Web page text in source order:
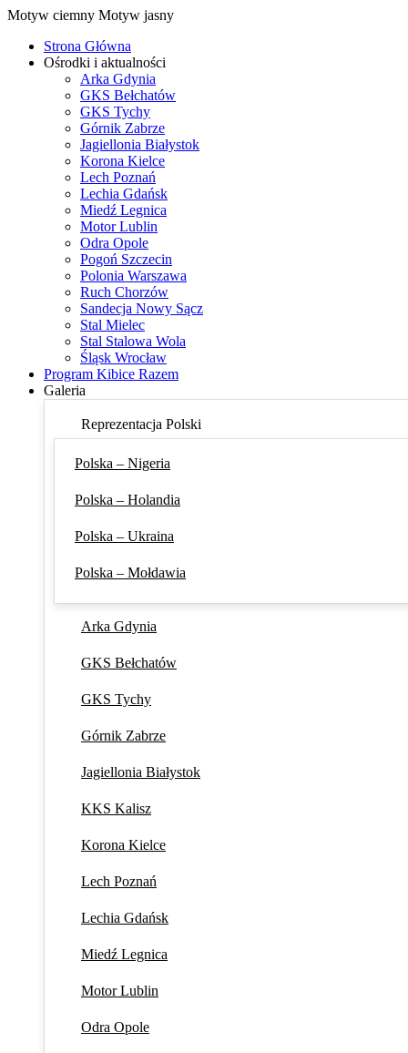
Motyw ciemny Motyw jasny
Strona Główna
Ośrodki i aktualności
Arka Gdynia
GKS Bełchatów
GKS Tychy
Górnik Zabrze
Jagiellonia Białystok
Korona Kielce
Lech Poznań
Lechia Gdańsk
Miedź Legnica
Motor Lublin
Odra Opole
Pogoń Szczecin
Polonia Warszawa
Ruch Chorzów
Sandecja Nowy Sącz
Stal Mielec
Stal Stalowa Wola
Śląsk Wrocław
Program Kibice Razem
Galeria
Reprezentacja Polski
Polska – Nigeria
Polska – Holandia
Polska – Ukraina
Polska – Mołdawia
Arka Gdynia
GKS Bełchatów
GKS Tychy
Górnik Zabrze
Jagiellonia Białystok
KKS Kalisz
Korona Kielce
Lech Poznań
Lechia Gdańsk
Miedź Legnica
Motor Lublin
Odra Opole